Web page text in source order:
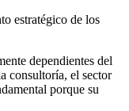
estratégico de los
dependientes del
consultoría, el sector
porque su